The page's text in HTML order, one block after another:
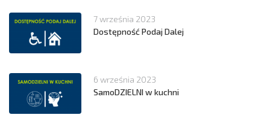
7 września 2023
Dostępność Podaj Dalej
6 września 2023
SamoDZIELNI w kuchni